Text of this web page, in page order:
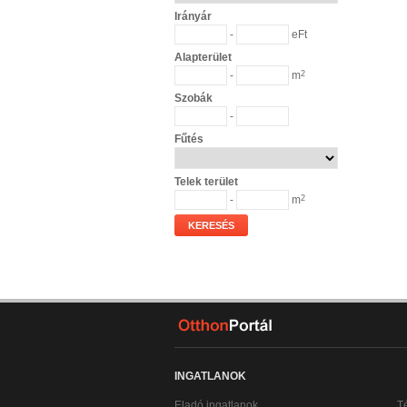
Irányár
-
eFt
Alapterület
-
m2
Szobák
-
Fűtés
Telek terület
-
m2
KERESÉS
INGATLANOK